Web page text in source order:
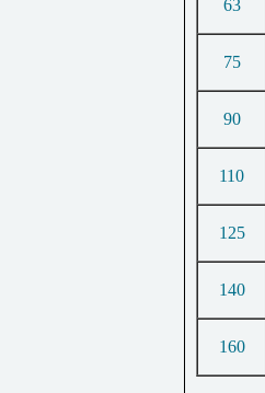
63
75
90
110
125
140
160